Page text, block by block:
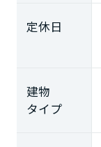
定休日
建物
タイプ